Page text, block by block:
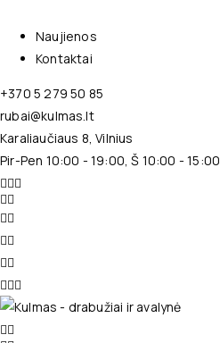
Naujienos
Kontaktai
+370 5 279 50 85
rubai@kulmas.lt
Karaliaučiaus 8, Vilnius
Pir-Pen 10:00 - 19:00, Š 10:00 - 15:00